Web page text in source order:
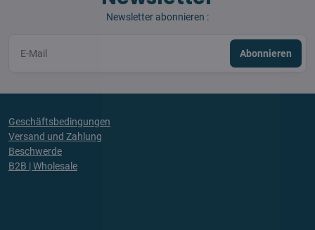
Newsletter abonnieren :
Abonnieren
Geschäftsbedingungen
Versand und Zahlung
Beschwerde
B2B | Wholesale